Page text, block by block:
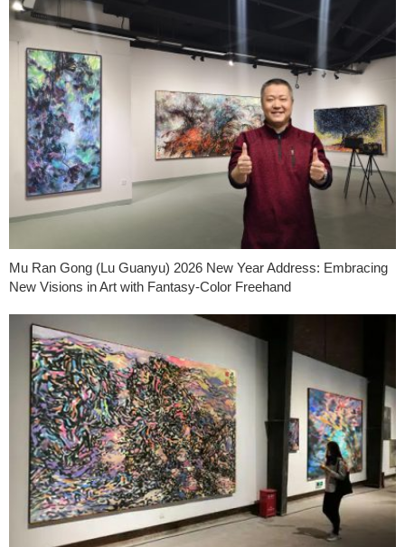
Mu Ran Gong (Lu Guanyu) 2026 New Year Address: Embracing
New Visions in Art with Fantasy-Color Freehand